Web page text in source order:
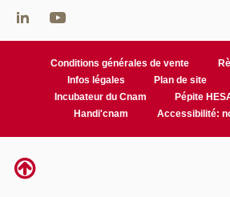
Conditions générales de vente
Infos légales
Plan de site
Incubateur du Cnam
Pépite
Handi'cnam
Accessibilité: